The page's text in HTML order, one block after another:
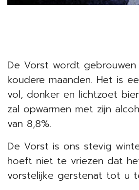
De Vorst wordt
koudere maanden. Het is
vol, donker en lichtzoet
zal opwarmen met zijn
van 8,8%.
De Vorst is ons stevig
hoeft niet te vriezen dat
vorstelijke gerstenat tot u